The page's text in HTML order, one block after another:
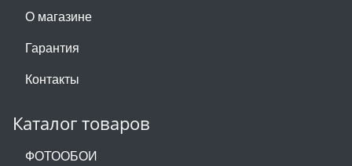
О магазине
Гарантия
Контакты
Каталог товаров
ФОТООБОИ